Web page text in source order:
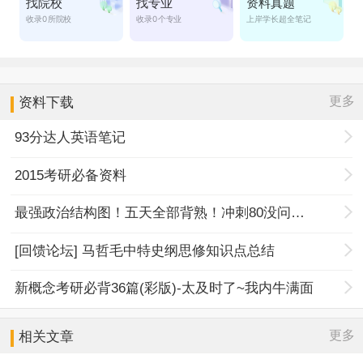
资料下载 更多
93分达人英语笔记
2015考研必备资料
最强政治结构图！五天全部背熟！冲刺80没问题！
[回馈论坛] 马哲毛中特史纲思修知识点总结
新概念考研必背36篇(彩版)-太及时了~我内牛满面
相关文章 更多